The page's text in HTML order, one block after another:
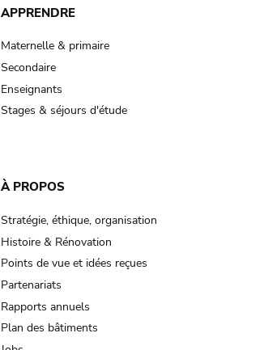
APPRENDRE
Maternelle & primaire
Secondaire
Enseignants
Stages & séjours d'étude
À PROPOS
Stratégie, éthique, organisation
Histoire & Rénovation
Points de vue et idées reçues
Partenariats
Rapports annuels
Plan des bâtiments